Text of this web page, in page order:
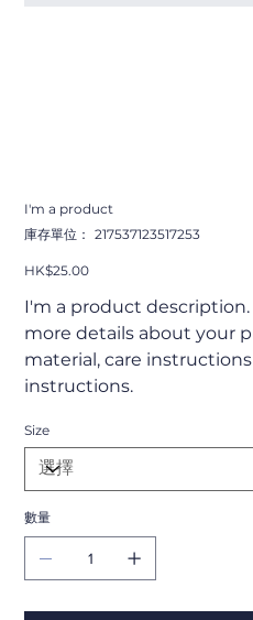
I'm a product
庫存單位：
SKU
217537123517253
217537123517253
價
HK$25.00
I'm a product
more details about your
material, care
instructions.
Size
數量